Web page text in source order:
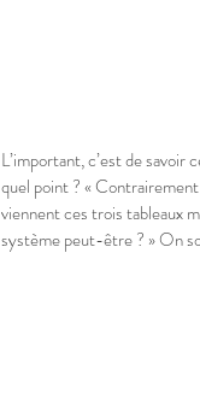
L’important, c’est de savoir
quel point ? «
viennent ces trois tableaux
système peut-être ? » On